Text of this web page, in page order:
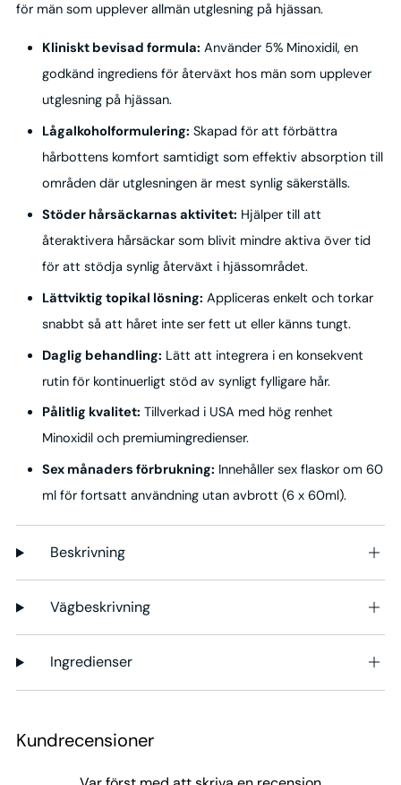
för män som upplever allmän utglesning på hjässan.
Kliniskt bevisad formula: Använder 5% Minoxidil, en
godkänd ingrediens för återväxt hos män som upplever
utglesning på hjässan.
Lågalkoholformulering: Skapad för att förbättra
hårbottens komfort samtidigt som effektiv absorption till
områden där utglesningen är mest synlig säkerställs.
Stöder hårsäckarnas aktivitet: Hjälper till att
återaktivera hårsäckar som blivit mindre aktiva över tid
för att stödja synlig återväxt i hjässområdet.
Lättviktig topikal lösning: Appliceras enkelt och torkar
snabbt så att håret inte ser fett ut eller känns tungt.
Daglig behandling: Lätt att integrera i en konsekvent
rutin för kontinuerligt stöd av synligt fylligare hår.
Pålitlig kvalitet: Tillverkad i USA med hög renhet
Minoxidil och premiumingredienser.
Sex månaders förbrukning: Innehåller sex flaskor om 60
ml för fortsatt användning utan avbrott (6 x 60ml).
Beskrivning
Vägbeskrivning
Ingredienser
Kundrecensioner